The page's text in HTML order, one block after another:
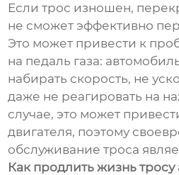
Если трос изношен,
не сможет эффективно
Это может привести к
на педаль газа:
набирать скорость, не
даже не реагировать на
случае, это может
двигателя, поэтому
обслуживание троса
Как продлить жизнь тросу